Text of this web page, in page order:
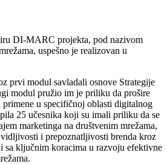
DI-MARC projekta, pod nazivom
uspešno je realizovan u
prvi modul savladali osnove Strategije
modul pružio im je priliku da prošire
u specifičnoj oblasti digitalnog
25 učesnika koji su imali priliku da se
marketinga na društvenim mrežama,
vidljivosti i prepoznatljivosti brenda kroz
sa ključnim koracima u razvoju efektivne